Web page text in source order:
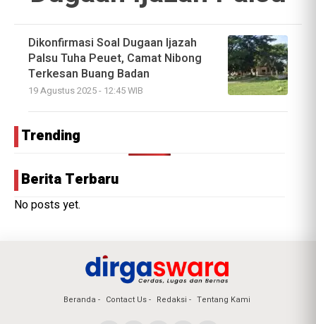
Dikonfirmasi Soal Dugaan Ijazah
Palsu Tuha Peuet, Camat Nibong
Terkesan Buang Badan
19 Agustus 2025 - 12:45 WIB
Trending
Berita Terbaru
No posts yet.
Beranda Contact Us Redaksi Tentang Kami